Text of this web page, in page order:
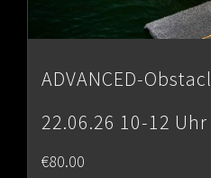
ADVANCED-
22.06.26 10-12 Uhr
€80.00